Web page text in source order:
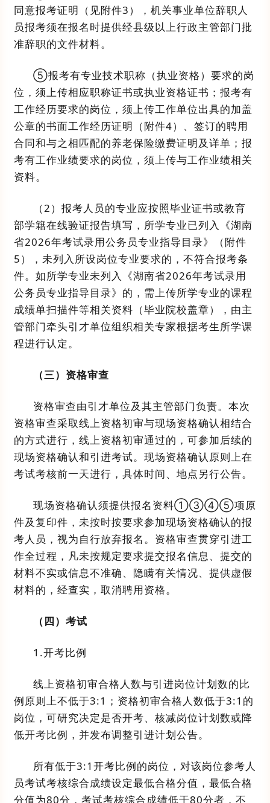
同意报考证明 （ 见附件3）， 机关事业单位辞职人
员报考须在报名时提供经县级以上行政主管部门批
准辞职的文件材料。
⑤报考有专业技术职称（执业资格）要求的岗
位， 须上传相应职称证书或执业资格证书；报考有
工作经历要求的岗位，须上传工作单位出具的加盖
公章的书面工作经历证明（附件4）、签订的聘用
合同和与之相匹配的养老保险缴费证明及详单；报
考有工作业绩要求的岗位，须上传与工作业绩相关
资料。
（2） 报考人员的专业应按照毕业证书或教育
部学籍在线验证报告填写， 所学专业已列入《湖南
省2026年考试录用公务员专业指导目录》
（附件
5）， 未列入所设岗位专业要求的，不符合报考条
件。 如所学专业未列入《湖南省2026年考试录用
公务员专业指导目录》的，需上传所学专业的课程
成绩单扫描件等相关资料 （毕业院校盖章），由主
管部门牵头引才单位组织相关专家根据考生所学课
程进行认定。
（三） 资格审查
资格审查由引才单位及其主管部门负责。 本次
资格审查采取线上资格初审与现场资格确认相结合
的方式进行 ， 线上资格初审通过的，可参加后续的
现场资格确认和引进考试。 现场资格确认原则上在
考试考核前一天进行，具体时间、地点另行公告。
现场资格确认须提供报名资料①③④⑤项原
件及复印件，未按时按要求参加现场资格确认的报
考人员，视为自行放弃报名。 资格审查贯穿引进工
作全过程 ， 凡未按规定要求提交报名信息、提交的
材料不实或信息不准确、隐瞒有关情况、提供虚假
材料的，经查实，取消聘用资格。
（四） 考试
1.开考比例
线上资格初审合格人数与引进岗位计划数的比
例原则上不低于3:1 ；资格初审合格人数低于3:1 的
岗位，可研究决定是否开考、核减岗位计划数或降
低开考比例，并发布调整引进计划公告。
所有低于3:1 开考比例的岗位，对该岗位参考人
员考试考核综合成绩设定最低合格分值，最低合格
分值为80分，考试考核综合成绩低于80分者，不